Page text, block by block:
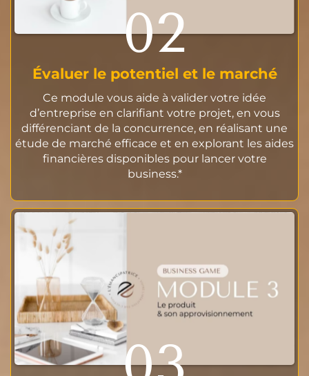
02
Évaluer le potentiel et le marché
Ce module vous aide à valider votre idée
d’entreprise en clarifiant votre projet, en vous
différenciant de la concurrence, en réalisant une
étude de marché efficace et en explorant les aides
financières disponibles pour lancer votre
business.*